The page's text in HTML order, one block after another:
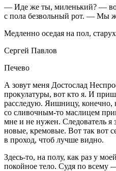
— Иде же ты, миленький? —
с пола безвольный рот. — Мы
Медленно оседая на пол,
Сергей Павлов
Печево
А зовут меня Достослад
прокулатуры, вот кто я. И
расследую. Яишницу,
со сливочным-то маслицем
мне и не нужен. Следователь
новые, кремовые. Вот так вот
в проход, чтоб лучше видно.
Здесь-то, на полу, как раз у
покойное тело. Судя по всему